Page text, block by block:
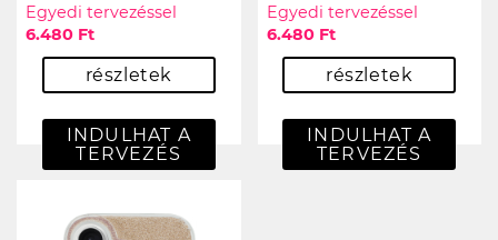
Egyedi tervezéssel
6.480 Ft
részletek
INDULHAT A
TERVEZÉS
Egyedi tervezéssel
6.480 Ft
részletek
INDULHAT A
TERVEZÉS